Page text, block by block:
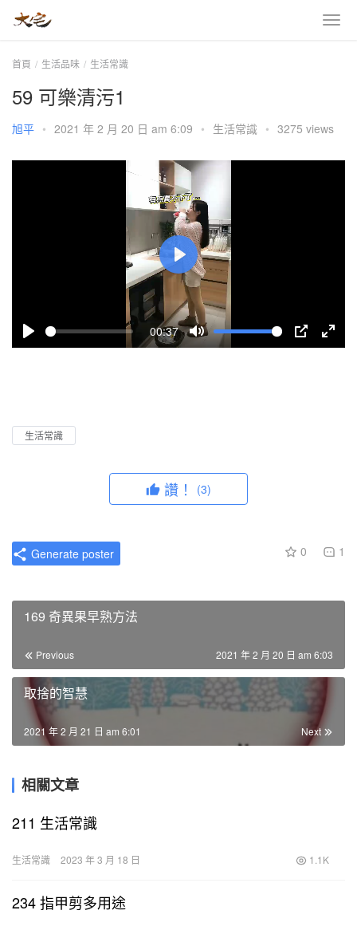
首頁 生活品味 生活常識
59 可樂清污1
旭平 • 2021 年 2 月 20 日 am 6:09 • 生活常識 • 3275 views
P
00:37
M
P
E
s
n
P
a
y
生活常識
讚！ (3)
0 1
Generate poster
169 奇異果早熟方法
Previous 2021 年 2 月 20 日 am 6:03
取捨的智慧
Next
2021 年 2 月 21 日 am 6:01
相關文章
211 生活常識
生活常識 2023 年 3 月 18 日 1.1K
234 指甲剪多用途